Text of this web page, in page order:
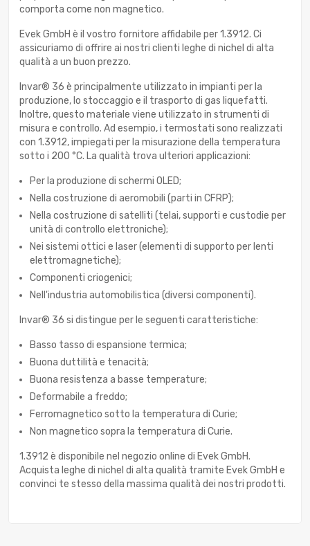
comporta come non magnetico.
Evek GmbH è il vostro fornitore affidabile per 1.3912. Ci
assicuriamo di offrire ai nostri clienti leghe di nichel di alta
qualità a un buon prezzo.
Invar® 36 è principalmente utilizzato in impianti per la
produzione, lo stoccaggio e il trasporto di gas liquefatti.
Inoltre, questo materiale viene utilizzato in strumenti di
misura e controllo. Ad esempio, i termostati sono realizzati
con 1.3912, impiegati per la misurazione della temperatura
sotto i 200 °C. La qualità trova ulteriori applicazioni:
Per la produzione di schermi OLED;
Nella costruzione di aeromobili (parti in CFRP);
Nella costruzione di satelliti (telai, supporti e custodie per
unità di controllo elettroniche);
Nei sistemi ottici e laser (elementi di supporto per lenti
elettromagnetiche);
Componenti criogenici;
Nell'industria automobilistica (diversi componenti).
Invar® 36 si distingue per le seguenti caratteristiche:
Basso tasso di espansione termica;
Buona duttilità e tenacità;
Buona resistenza a basse temperature;
Deformabile a freddo;
Ferromagnetico sotto la temperatura di Curie;
Non magnetico sopra la temperatura di Curie.
1.3912 è disponibile nel negozio online di Evek GmbH.
Acquista leghe di nichel di alta qualità tramite Evek GmbH e
convinci te stesso della massima qualità dei nostri prodotti.